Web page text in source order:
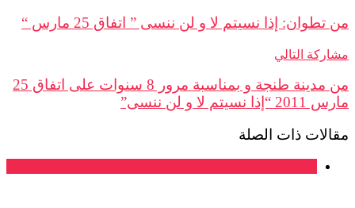
إذا نسيتم لا و لن ننسى ” اتفاق 25 مارس “
التالي
من مدينة طنجة و بمناسبة مرور 8 سنوات على اتفاق 25
لا و لن ننسى”
ذات الصلة
بلاغات